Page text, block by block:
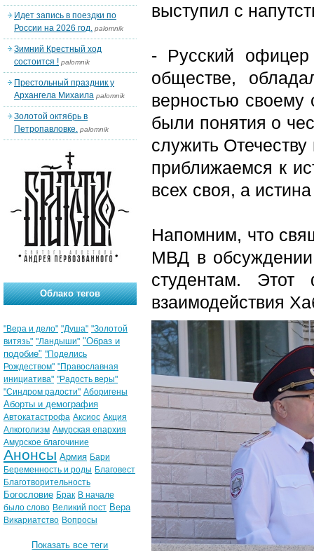
выступил с
- Русский офицер
обществе,
верностью своему
были понятия о
служить
приближаемся к
всех своя, а
Напомним, что
МВД в
студентам. Этот
взаимодействия
Идет запись в поездки по
России на 2026 год. palomnik
Зимний Крестный ход
состоится ! palomnik
Престольный праздник у
Архангела Михаила palomnik
Золотой октябрь в
Петропавловке. palomnik
Облако тегов
"Вера и дело" "Душа" "Золотой
витязь" "Ландыши" "Образ и
подобие" "Поделись
Рождеством" "Православная
инициатива" "Радость веры"
"Синдром радости" Аборигены
Аборты и демография
Автокатастрофа Аксиос Акция
Алкоголизм Амурская епархия
Амурское благочиние
Анонсы Армия Бари
Беременность и роды Благовест
Благотворительность
Богословие Брак В начале
было слово Великий пост Вера
Викариатство Вопросы
Показать все теги